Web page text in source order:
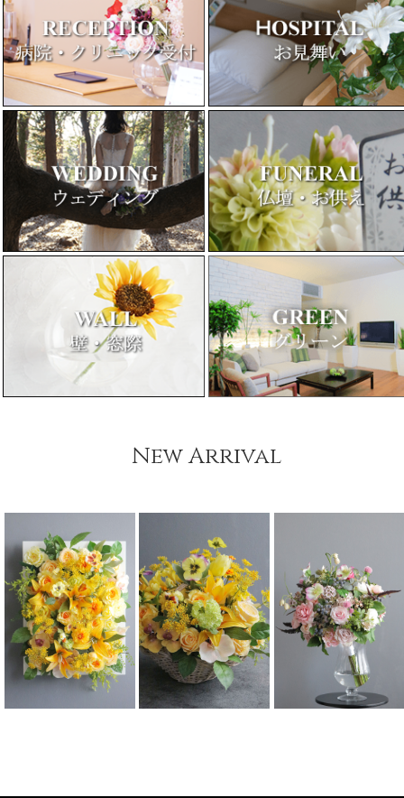
New Arrival